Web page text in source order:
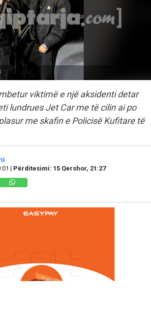
viktimë e një aksidenti detar
lundrues Jet Car me të cilin ai po
me skafin e Policisë Kufitare të
| Përditesimi: 15 Qershor, 21:27